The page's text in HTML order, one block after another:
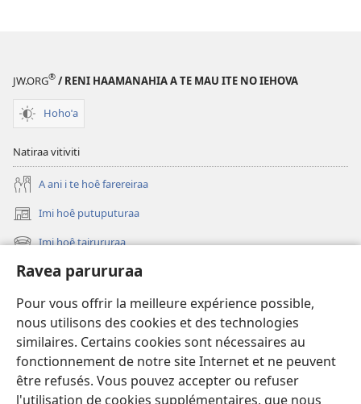
Ravea parururaa
Pour vous offrir la meilleure expérience possible,
nous utilisons des cookies et des technologies
similaires. Certains cookies sont nécessaires au
fonctionnement de notre site Internet et ne peuvent
être refusés. Vous pouvez accepter ou refuser
l'utilisation de cookies supplémentaires, que nous
JW.ORG® / RENI HAAMANAHIA A TE MAU ITE NO IEHOVA
Hohoˈa
Natiraa vitiviti
A ani i te hoê farereiraa
Imi hoê putuputuraa
(opens
new Imi hoê tairururaa
(opens
new
window)
Eaha te mea apî
Video
Maimiraa
Te mau ô
(opens
new